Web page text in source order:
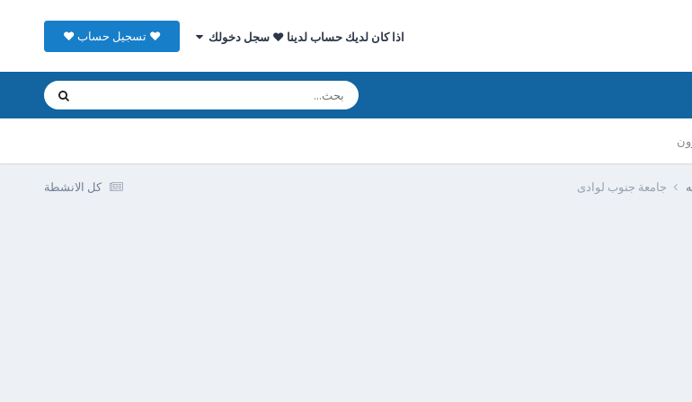
اذا كان لديك حساب لدينا ♥ سجل دخولك ♥ تسجيل حساب ♥
كل الانشطة جامعة جنوب لوادى